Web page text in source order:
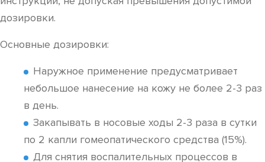
дозировки.
Основные дозировки:
Наружное применение предусматривает
небольшое нанесение на кожу не более 2-3 раз
в день.
Закапывать в носовые ходы 2-3 раза в сутки
по 2 капли гомеопатического средства (15%).
Для снятия воспалительных процессов в